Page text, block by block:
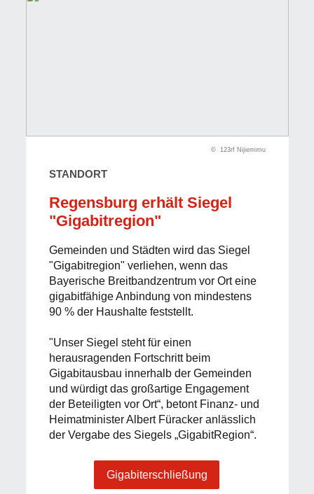
© 123rf Nijiemimu
STANDORT
Regensburg erhält Siegel
"Gigabitregion"
Gemeinden und Städten wird das Siegel
"Gigabitregion" verliehen, wenn das
Bayerische Breitbandzentrum vor Ort eine
gigabitfähige Anbindung von mindestens
90 % der Haushalte feststellt.
"Unser Siegel steht für einen
herausragenden Fortschritt beim
Gigabitausbau innerhalb der Gemeinden
und würdigt das großartige Engagement
der Beteiligten vor Ort“, betont Finanz- und
Heimatminister Albert Füracker anlässlich
der Vergabe des Siegels „GigabitRegion“.
Gigabiterschließung